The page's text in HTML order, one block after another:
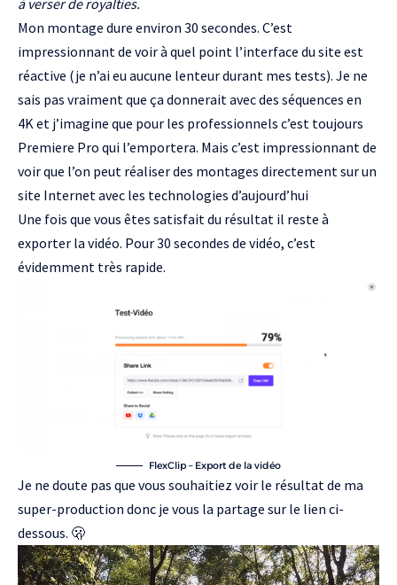
Mon montage dure environ 30 secondes. C’est
impressionnant de voir à quel point l’interface du site est
réactive (je n’ai eu aucune lenteur durant mes tests). Je ne
sais pas vraiment que ça donnerait avec des séquences en
4K et j’imagine que pour les professionnels c’est toujours
Premiere Pro qui l’emportera. Mais c’est impressionnant de
voir que l’on peut réaliser des montages directement sur un
site Internet avec les technologies d’aujourd’hui
Une fois que vous êtes satisfait du résultat il reste à
exporter la vidéo. Pour 30 secondes de vidéo, c’est
évidemment très rapide.
FlexClip – Export de la vidéo
Je ne doute pas que vous souhaitiez voir le résultat de ma
super-production donc je vous la partage sur le lien ci-
dessous. 🫢